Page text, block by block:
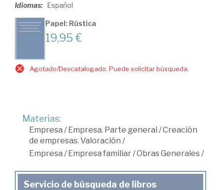
Idiomas: Español
Papel: Rústica
19,95 €
Agotado/Descatalogado. Puede solicitar búsqueda.
Materias:
Empresa /Empresa. Parte general /Creación
de empresas. Valoración /
Empresa /Empresa familiar/Obras Generales/
Servicio de búsqueda de libros